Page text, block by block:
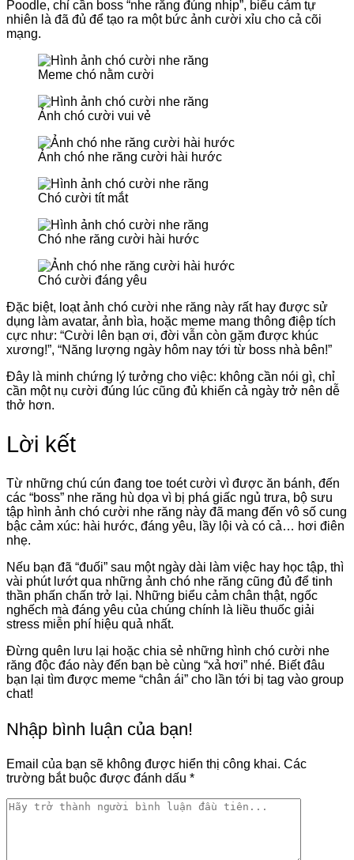
Poodle, chỉ cần boss “nhe răng đúng nhịp”, biểu cảm tự
nhiên là đã đủ để tạo ra một bức ảnh cười xỉu cho cả cõi
mạng.
Meme chó nằm cười
Ảnh chó cười vui vẻ
Ảnh chó nhe răng cười hài hước
Chó cười tít mắt
Chó nhe răng cười hài hước
Chó cười đáng yêu
Đặc biệt, loạt ảnh chó cười nhe răng này rất hay được sử
dụng làm avatar, ảnh bìa, hoặc meme mang thông điệp tích
cực như: “Cười lên bạn ơi, đời vẫn còn gặm được khúc
xương!”, “Năng lượng ngày hôm nay tới từ boss nhà bên!”
Đây là minh chứng lý tưởng cho việc: không cần nói gì, chỉ
cần một nụ cười đúng lúc cũng đủ khiến cả ngày trở nên dễ
thở hơn.
Lời kết
Từ những chú cún đang toe toét cười vì được ăn bánh, đến
các “boss” nhe răng hù dọa vì bị phá giấc ngủ trưa, bộ sưu
tập hình ảnh chó cười nhe răng này đã mang đến vô số cung
bậc cảm xúc: hài hước, đáng yêu, lầy lội và có cả… hơi điên
nhẹ.
Nếu bạn đã “đuối” sau một ngày dài làm việc hay học tập, thì
vài phút lướt qua những ảnh chó nhe răng cũng đủ để tinh
thần phấn chấn trở lại. Những biểu cảm chân thật, ngốc
nghếch mà đáng yêu của chúng chính là liều thuốc giải
stress miễn phí hiệu quả nhất.
Đừng quên lưu lại hoặc chia sẻ những hình chó cười nhe
răng độc đáo này đến bạn bè cùng “xả hơi” nhé. Biết đâu
bạn lại tìm được meme “chân ái” cho lần tới bị tag vào group
chat!
Nhập bình luận của bạn!
Email của bạn sẽ không được hiển thị công khai. Các
trường bắt buộc được đánh dấu *